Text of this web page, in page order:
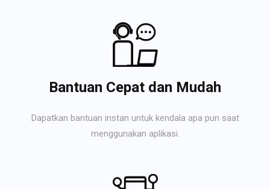
Bantuan Cepat dan Mudah
Dapatkan bantuan instan untuk kendala apa pun saat
menggunakan aplikasi.